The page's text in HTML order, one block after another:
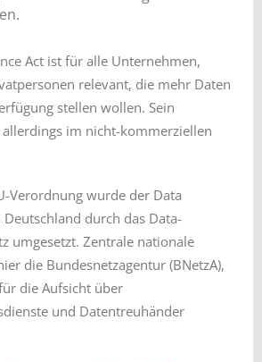
Act ist für alle Unternehmen,
relevant, die mehr Daten
stellen wollen. Sein
im nicht-kommerziellen
Verordnung wurde der Data
Deutschland durch das Data-
umgesetzt. Zentrale nationale
die Bundesnetzagentur (BNetzA),
die Aufsicht über
und Datentreuhänder